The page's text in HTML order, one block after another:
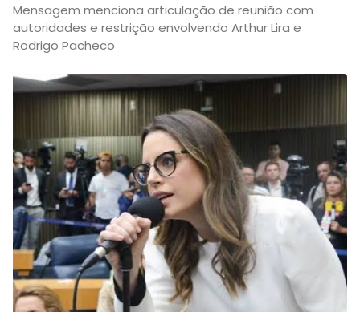
Mensagem menciona articulação de reunião com
autoridades e restrição envolvendo Arthur Lira e
Rodrigo Pacheco